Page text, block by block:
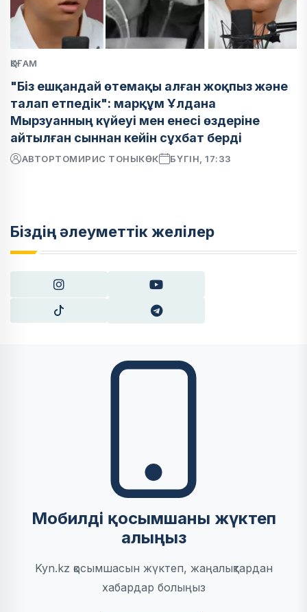
ҚОҒАМ
"Біз ешқандай өтемақы алған жоқпыз және
талап етпедік": марқұм Ұлдана
Мырзуанның күйеуі мен енесі өздеріне
айтылған сыннан кейін сұхбат берді
АВТОРТОМИРИС ТОНЫКӨК БҮГІН, 17:33
Біздің әлеуметтік желілер
Мобилді қосымшаны жүктеп
алыңыз
Kyn.kz қосымшасын жүктеп, жаңалықтардан
хабардар болыңыз